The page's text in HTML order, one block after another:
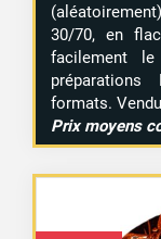
30/70, en
facilement
formats.
Prix moyens